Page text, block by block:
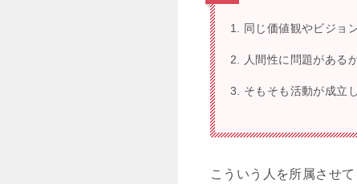
同じ価値観やビジョ
人間性に問題がある
そもそも活動が成立
こういう人を所属させ